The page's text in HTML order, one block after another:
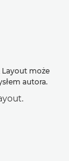
Layout może
autora.